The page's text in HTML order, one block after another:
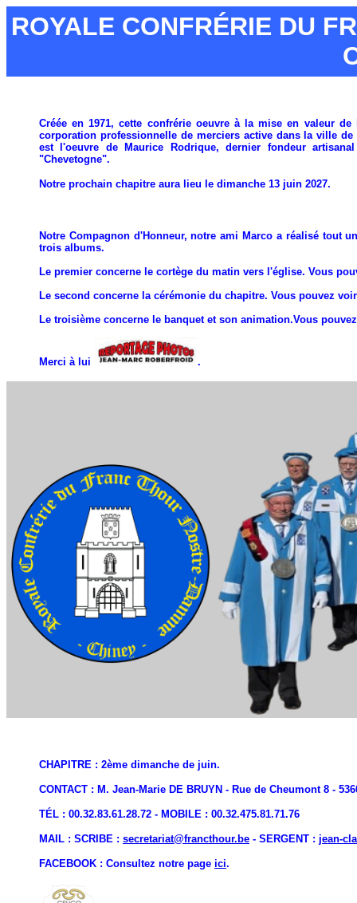
ROYALE CONFRÉRIE DU
Créée en 1971, cette confrérie oeuvre à la mise en valeur
corporation professionnelle de merciers active dans la ville
est l'oeuvre de Maurice Rodrique, dernier fondeur
"Chevetogne".
Notre prochain chapitre aura lieu le dimanche 13 juin 2027.
Notre Compagnon d'Honneur, notre ami Marco a réalisé tout
trois albums.
Le premier concerne le cortège du matin vers l'église. Vous
Le second concerne la cérémonie du chapitre. Vous pouvez
Le troisième concerne le banquet et son animation.Vous
Merci à lui .
CHAPITRE : 2ème dimanche de juin.
CONTACT : M. Jean-Marie DE BRUYN - Rue de Cheumont 8 -
TÉL : 00.32.83.61.28.72 - MOBILE : 00.32.475.81.71.76
MAIL : SCRIBE : secretariat@francthour.be - SERGENT : jean-
FACEBOOK : Consultez notre page ici.